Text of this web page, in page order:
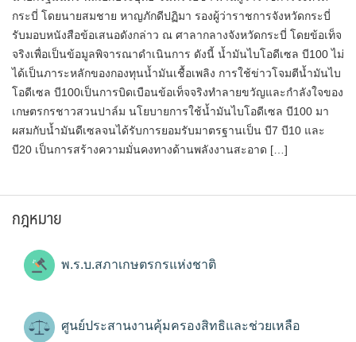
กระบี่ โดยนายสมชาย หาญภักดีปฏิมา รองผู้ว่าราชการจังหวัดกระบี่
รับมอบหนังสือข้อเสนอดังกล่าว​ ณ ศาลากลางจังหวัดกระบี่ โดยข้อเท็จ
จริงเพื่อเป็นข้อมูลพิจารณาดำเนินการ ดังนี้ น้ำมันไบโอดีเซล บี100 ไม่
ได้เป็นภาระหลักของกองทุนน้ำมันเชื้อเพลิง การใช้ข่าวโจมตีน้ำมันไบ
โอดีเซล บี100​เป็นการบิดเบือนข้อเท็จจริงทำลายขวัญและกำลังใจของ
เกษตรกรชาวสวนปาล์ม นโยบายการใช้น้ำมันไบโอดีเซล บี100 มา
ผสมกับน้ำมันดีเซลจนได้รับการยอมรับมาตรฐานเป็น บี7 บี10 และ
บี20 เป็นการสร้างความมั่นคงทางด้านพลังงานสะอาด […]
กฎหมาย
พ.ร.บ.สภาเกษตรกรแห่งชาติ
ศูนย์ประสานงานคุ้มครองสิทธิและช่วยเหลือ